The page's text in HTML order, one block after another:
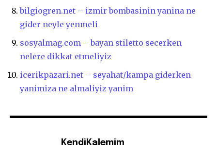
bilgiogren.net – izmir bombasinin yanina ne
gider neyle yenmeli
sosyalmag.com – bayan stiletto secerken
nelere dikkat etmeliyiz
icerikpazari.net – seyahat/kampa giderken
yanimiza ne almaliyiz yanim
KendiKalemim